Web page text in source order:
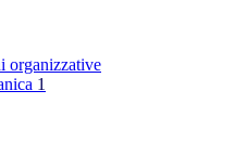
organizzative
1